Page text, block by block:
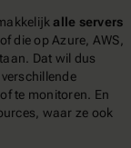
alle servers
die op Azure, AWS,
Dat wil dus
te monitoren. En
waar ze ook